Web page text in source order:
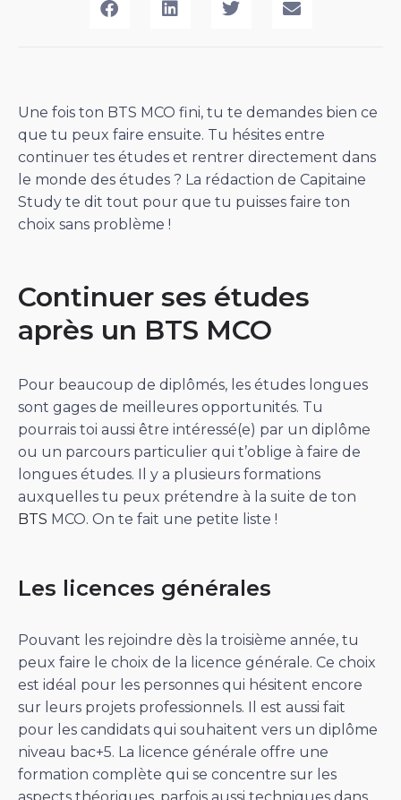
Une fois ton BTS MCO fini, tu te demandes bien ce
que tu peux faire ensuite. Tu hésites entre
continuer tes études et rentrer directement dans
le monde des études ? La rédaction de Capitaine
Study te dit tout pour que tu puisses faire ton
choix sans problème !
Continuer ses études
après un BTS MCO
Pour beaucoup de diplômés, les études longues
sont gages de meilleures opportunités. Tu
pourrais toi aussi être intéressé(e) par un diplôme
ou un parcours particulier qui t’oblige à faire de
longues études. Il y a plusieurs formations
auxquelles tu peux prétendre à la suite de ton
BTS MCO. On te fait une petite liste !
Les licences générales
Pouvant les rejoindre dès la troisième année, tu
peux faire le choix de la licence générale. Ce choix
est idéal pour les personnes qui hésitent encore
sur leurs projets professionnels. Il est aussi fait
pour les candidats qui souhaitent vers un diplôme
niveau bac+5. La licence générale offre une
formation complète qui se concentre sur les